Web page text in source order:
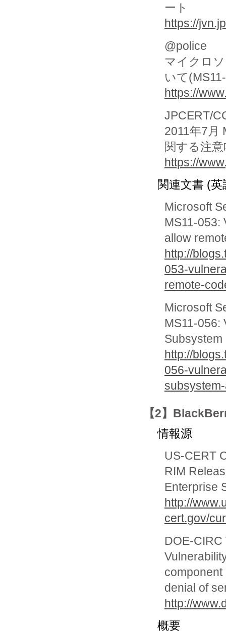
ート
https://
@police
マイクロ
いて
https://
JPCERT/
2011年7月
関する注
https://
関連文書 (英
Microsoft
MS11-053:
allow
http://
053-
remote-
Microsoft
MS11-056:
http://
056-
【2】
情報源
US-CERT
RIM
Enterprise
http://
cert.gov/
DOE-CIRC
denial of
http://
概要